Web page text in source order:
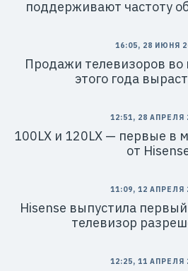
поддерживают частоту
16:05, 28 ИЮНЯ
Продажи телевизоров во
этого года
12:51, 28 АПРЕЛЯ
100LX и 120LX — первые в
от
11:09, 12 АПРЕЛЯ
Hisense выпустила
телевизор
12:25, 11 АПРЕЛЯ